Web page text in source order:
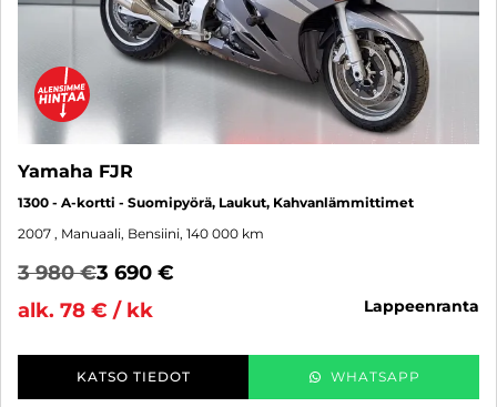
Yamaha FJR
1300 - A-kortti - Suomipyörä, Laukut, Kahvanlämmittimet
2007 , Manuaali, Bensiini, 140 000 km
3 980 €3 690 €
alk. 78 € / kk
lappeenranta
KATSO TIEDOT WHATSAPP